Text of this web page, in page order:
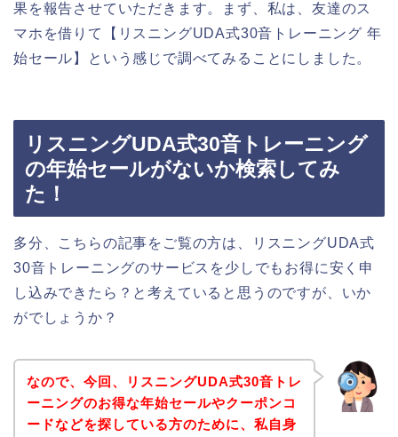
果を報告させていただきます。まず、私は、友達のス
マホを借りて【リスニングUDA式30音トレーニング 年
始セール】という感じで調べてみることにしました。
リスニングUDA式30音トレーニング
の年始セールがないか検索してみ
た！
多分、こちらの記事をご覧の方は、リスニングUDA式
30音トレーニングのサービスを少しでもお得に安く申
し込みできたら？と考えていると思うのですが、いか
がでしょうか？
なので、今回、リスニングUDA式30音トレ
ーニングのお得な年始セールやクーポンコ
ードなどを探している方のために、私自身